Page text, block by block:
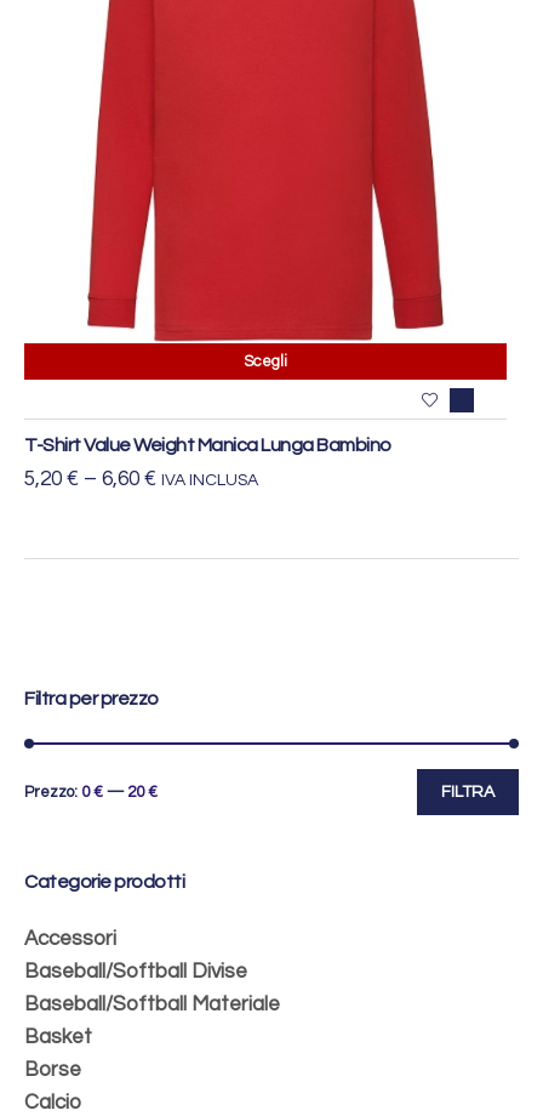
Scegli
T-Shirt Value Weight Manica Lunga Bambino
5,20 € –6,60 € IVA INCLUSA
Filtra per prezzo
Prezzo
Prezzo
FILTRA
Prezzo: 0€ — 20€
Categorie prodotti
Accessori
Baseball/Softball Divise
Baseball/Softball Materiale
Basket
Borse
Calcio